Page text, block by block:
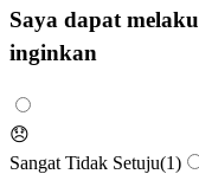
Saya dapat
inginkan
😞
Sangat Tidak Setuju(1)